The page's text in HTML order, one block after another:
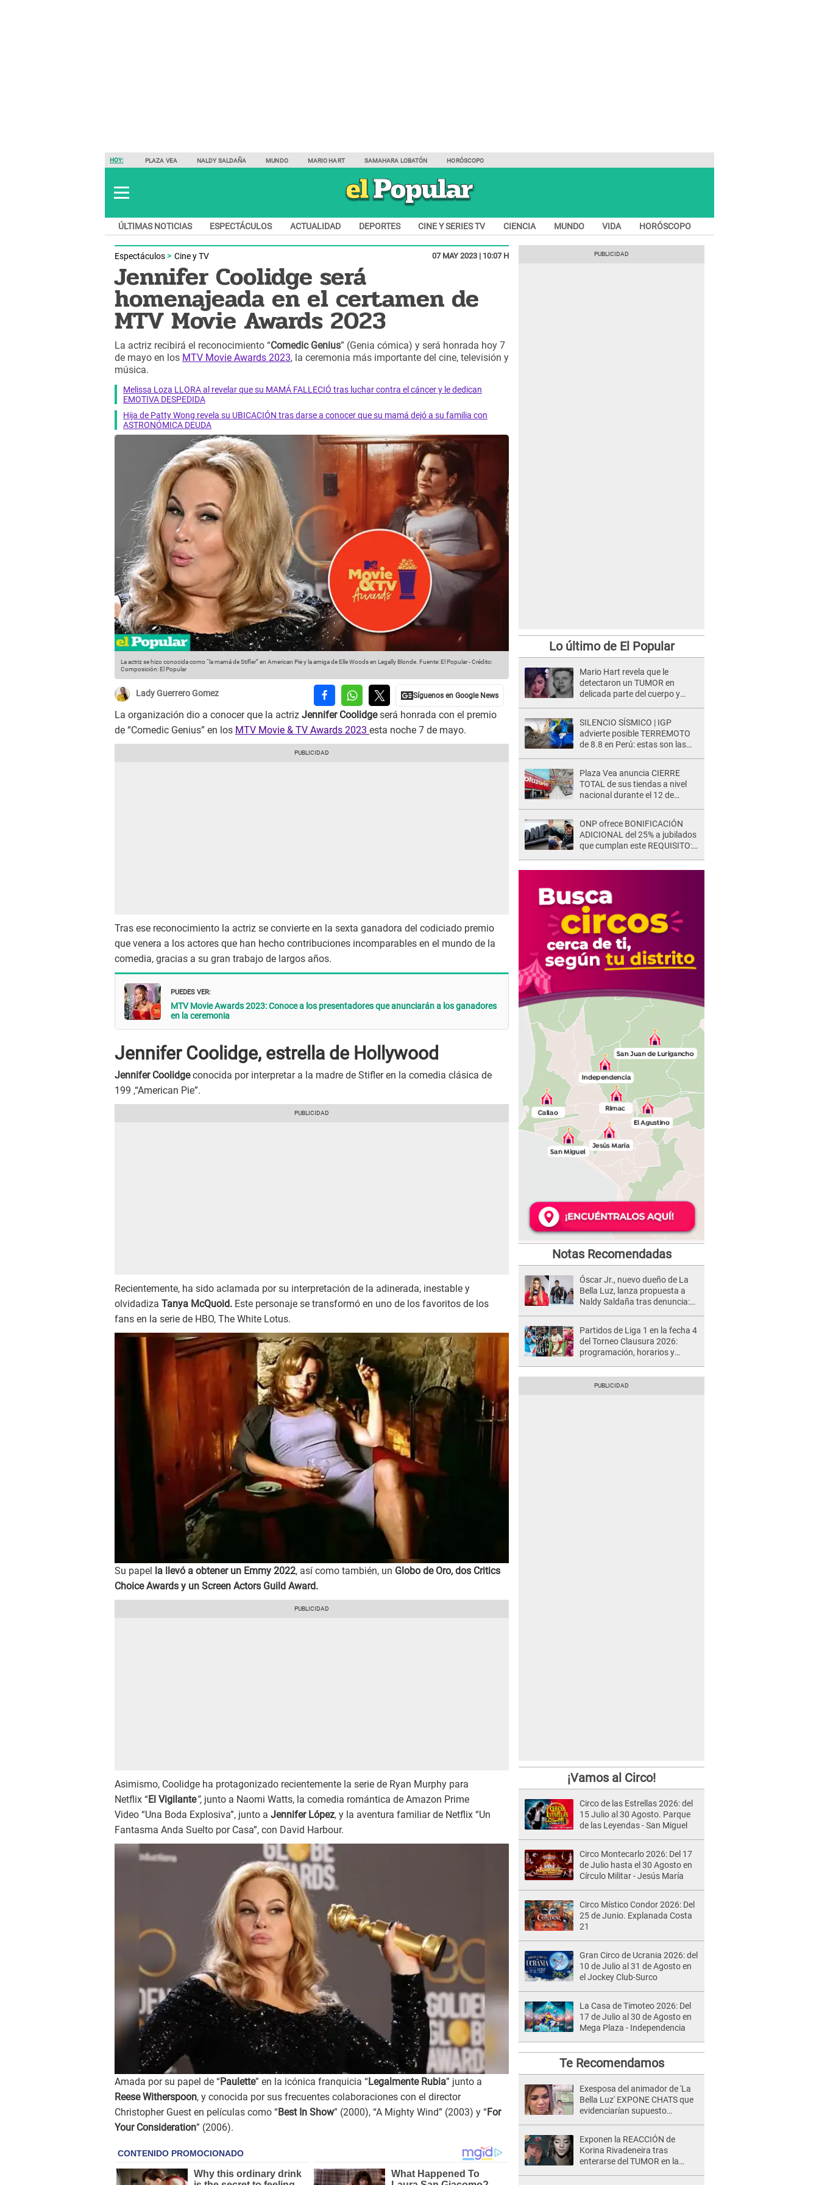
HOY: PLAZA VEA NALDY SALDAÑA MUNDO MARIO HART SAMAHARA LOBATÓN HORÓSCOPO
ÚLTIMAS NOTICIAS ESPECTÁCULOS ACTUALIDAD DEPORTES CINE Y SERIES TV CIENCIA MUNDO VIDA HORÓSCOPO
Espectáculos Cine y TV 07 MAY 2023 | 10:07 H
Jennifer Coolidge será
homenajeada en el certamen de
MTV Movie Awards 2023
La actriz recibirá el reconocimiento “Comedic Genius” (Genia cómica) y será honrada hoy 7
de mayo en los MTV Movie Awards 2023, la ceremonia más importante del cine, televisión y
música.
Melissa Loza LLORA al revelar que su MAMÁ FALLECIÓ tras luchar contra el cáncer y le dedican
EMOTIVA DESPEDIDA
Hija de Patty Wong revela su UBICACIÓN tras darse a conocer que su mamá dejó a su familia con
ASTRONÓMICA DEUDA
La actriz se hizo conocida como “la mamá de Stifler” en American Pie y la amiga de Elle Woods en Legally Blonde. Fuente: El Popular-Crédito:
Composición: El Popular
Lady Guerrero Gomez
La organización dio a conocer que la actriz Jennifer Coolidgeserá honrada con el premio
de “Comedic Genius” en los MTV Movie & TV Awards 2023 esta noche 7 de mayo.
Tras ese reconocimiento la actriz se convierte en la sexta ganadora del codiciado premio
que venera a los actores que han hecho contribuciones incomparables en el mundo de la
comedia, gracias a su gran trabajo de largos años.
PUEDES VER:
MTV Movie Awards 2023: Conoce a los presentadores que anunciarán a los ganadores
en la ceremonia
Jennifer Coolidge, estrella de Hollywood
Jennifer Coolidgeconocida por interpretar a la madre de Stifler en la comedia clásica de
199 ,“American Pie”.
Recientemente, ha sido aclamada por su interpretación de la adinerada, inestable y
olvidadiza Tanya McQuoid. Este personaje se transformó en uno de los favoritos de los
fans en la serie de HBO, The White Lotus.
Su papel la llevó a obtener un Emmy 2022, así como también, un Globo de Oro, dos Critics
Choice Awards y un Screen Actors Guild Award.
Asimismo, Coolidge ha protagonizado recientemente la serie de Ryan Murphy para
Netflix “El Vigilante”, junto a Naomi Watts, la comedia romántica de Amazon Prime
Video “Una Boda Explosiva”, junto a Jennifer López, y la aventura familiar de Netflix “Un
Fantasma Anda Suelto por Casa”, con David Harbour.
Amada por su papel de “Paulette” en la icónica franquicia “Legalmente Rubia” junto a
Reese Witherspoon, y conocida por sus frecuentes colaboraciones con el director
Christopher Guest en películas como “Best In Show” (2000), “A Mighty Wind” (2003) y “For
Your Consideration” (2006).
Lo último de El Popular
Mario Hart revela que le
detectaron un TUMOR en
delicada parte del cuerpo y
muy fuertes..."
SILENCIO SÍSMICO | IGP
advierte posible TERREMOTO
de 8.8 en Perú: estas son las
Plaza Vea anuncia CIERRE
TOTAL de sus tiendas a nivel
nacional durante el 12 de
ONP ofrece BONIFICACIÓN
ADICIONAL del 25% a jubilados
que cumplan este REQUISITO:
Notas Recomendadas
Óscar Jr., nuevo dueño de La
Bella Luz, lanza propuesta a
Naldy Saldaña tras denuncia:
Partidos de Liga 1 en la fecha 4
del Torneo Clausura 2026:
programación, horarios y
¡Vamos al Circo!
Circo de las Estrellas 2026: del
15 Julio al 30 Agosto. Parque
de las Leyendas - San Miguel
Circo Montecarlo 2026: Del 17
de Julio hasta el 30 Agosto en
Círculo Militar - Jesús María
Circo Místico Condor 2026: Del
25 de Junio. Explanada Costa
21
Gran Circo de Ucrania 2026: del
10 de Julio al 31 de Agosto en
el Jockey Club-Surco
La Casa de Timoteo 2026: Del
17 de Julio al 30 de Agosto en
Mega Plaza - Independencia
Te Recomendamos
Exesposa del animador de 'La
Bella Luz' EXPONE CHATS que
evidenciarían supuesto
Saldaña, pese a tener pareja
Exponen la REACCIÓN de
Korina Rivadeneira tras
enterarse del TUMOR en la